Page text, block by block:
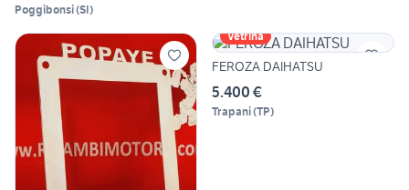
Poggibonsi(SI)
Vetrina
FEROZA DAIHATSU
5.400 €
Trapani(TP)